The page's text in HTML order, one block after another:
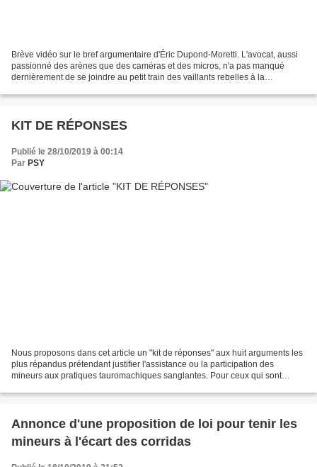
Brève vidéo sur le bref argumentaire d'Éric Dupond-Moretti. L'avocat, aussi
passionné des arènes que des caméras et des micros, n'a pas manqué
dernièrement de se joindre au petit train des vaillants rebelles à la
KIT DE RÉPONSES
Publié le 28/10/2019 à 00:14
Par PSY
Nous proposons dans cet article un "kit de réponses" aux huit arguments les
plus répandus prétendant justifier l'assistance ou la participation des
mineurs aux pratiques tauromachiques sanglantes. Pour ceux qui sont
Annonce d'une proposition de loi pour tenir les
mineurs à l'écart des corridas